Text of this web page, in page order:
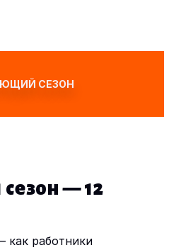
СЕЗОН
сезон — 12
как работники